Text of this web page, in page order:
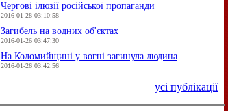
Чергові ілюзії російської пропаганди
2016-01-28 03:10:58
Загибель на водних об'єктах
2016-01-26 03:47:30
На Коломийщині у вогні загинула людина
2016-01-26 03:42:56
усі публікації